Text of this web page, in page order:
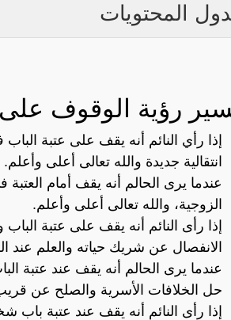
المحتويات
رؤية الوقوف على
إذا رأي النائم أنه يقف على عتبة
انتقالية جديدة والله تعالى أعلى وأعلم.
عندما يرى الحالم أنه يقف أمام
الزوجية، والله تعالى أعلى وأعلم.
إذا رأى النائم أنه يقف على عتبة
الانفصال عن شريك حياته والعلم عند
عندما يرى الحالم أنه يقف عند عتبة
حل الخلافات الأسرية والصلح عن قريب
إذا رأى النائم أنه يقف عند عتبة